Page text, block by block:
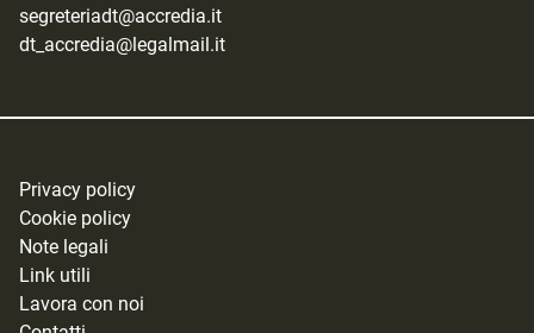
segreteriadt@accredia.it
dt_accredia@legalmail.it
Privacy policy
Cookie policy
Note legali
Link utili
Lavora con noi